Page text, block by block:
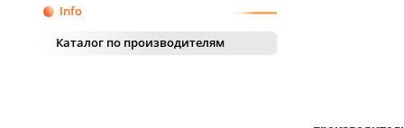
Info
Каталог по производителям